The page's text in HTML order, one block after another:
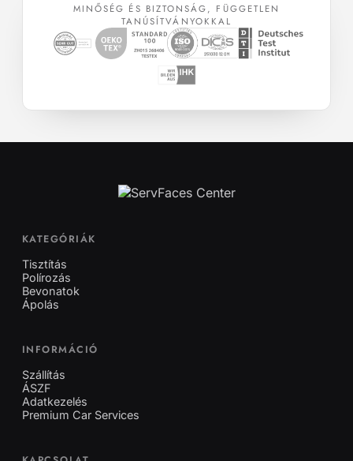
MINŐSÉG ÉS BIZTONSÁG, FÜGGETLEN
TANÚSÍTVÁNYOKKAL
KATEGÓRIÁK
Tisztítás
Polírozás
Bevonatok
Ápolás
INFORMÁCIÓ
Szállítás
ÁSZF
Adatkezelés
Premium Car Services